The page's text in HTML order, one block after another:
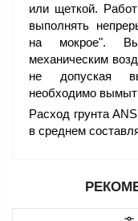
или щеткой.
выполнять
на мокрое".
механическим
не допуская
необходимо
Расход грунта
в среднем